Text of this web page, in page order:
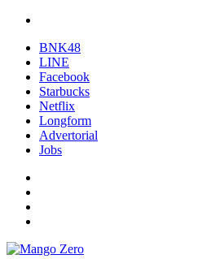
BNK48
LINE
Facebook
Starbucks
Netflix
Longform
Advertorial
Jobs